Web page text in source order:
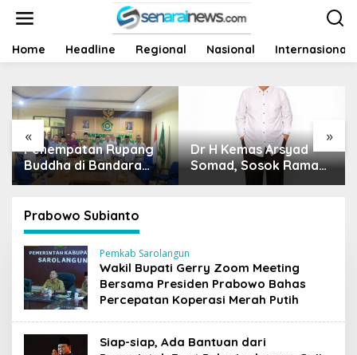
t
Home Headline Regional Nasional Internasional
« »
Dr H Kemas Arsyad
Somad, Sosok Ramah
Tanpa Kehilangan
Harga Sawit Runtuh,
Siapa Yang Peduli
Nasib Petani?
Prabowo Subianto
Pemkab Sarolangun
Wakil Bupati Gerry Zoom Meeting
Bersama Presiden Prabowo Bahas
Percepatan Koperasi Merah Putih
Siap-siap, Ada Bantuan dari